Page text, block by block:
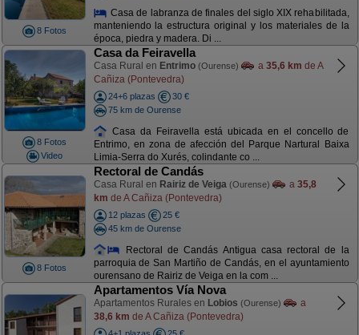
8 Fotos
Casa de labranza de finales del siglo XIX rehabilitada,
manteniendo la estructura original y los materiales de la
época, piedra y madera. Di ...
8 Fotos
Video
Casa da Feiravella
Casa Rural en Entrimo (Ourense) a 35,6 km de A
Cañiza (Pontevedra)
24+6 plazas
30 €
75 km de Ourense
Casa da Feiravella está ubicada en el concello de
Entrimo, en zona de afección del Parque Nartural Baixa
Limia-Serra do Xurés, colindante co ...
8 Fotos
Rectoral de Candás
Casa Rural en Rairiz de Veiga (Ourense) a 35,8
km de A Cañiza (Pontevedra)
12 plazas
25 €
45 km de Ourense
Rectoral de Candás Antigua casa rectoral de la
parroquia de San Martiño de Candás, en el ayuntamiento
ourensano de Rairiz de Veiga en la com ...
Apartamentos Vía Nova
Apartamentos Rurales en Lobios (Ourense)
a
38,6 km de A Cañiza (Pontevedra)